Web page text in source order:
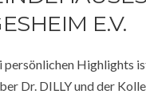
E.V.
persönlichen Highlights
Dr. DILLY und der